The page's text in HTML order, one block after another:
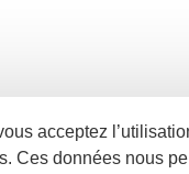
acceptez
Ces données nous